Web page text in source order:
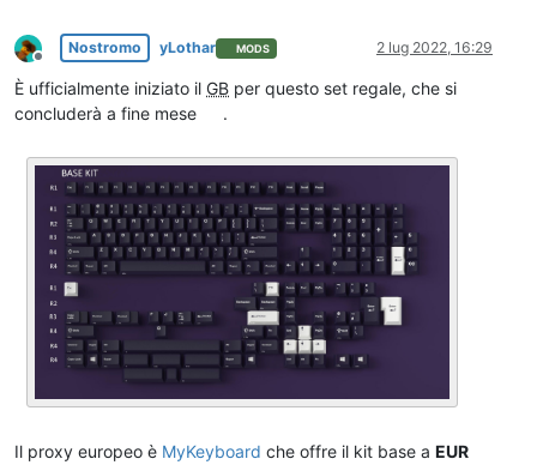
Non in linea
Nostromo yLothar MODS 2 lug 2022, 16:29
È ufficialmente iniziato il GB per questo set regale, che si
concluderà a fine mese
.
Il proxy europeo è MyKeyboard che offre il kit base a EUR